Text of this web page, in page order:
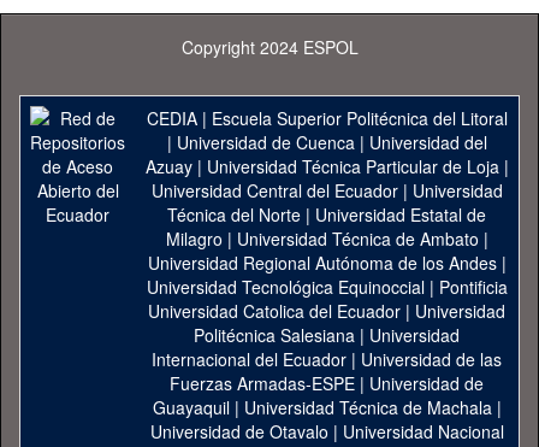
Copyright 2024 ESPOL
CEDIA| Escuela Superior Politécnica del Litoral
| Universidad de Cuenca| Universidad del
Azuay| Universidad Técnica Particular de Loja|
Universidad Central del Ecuador| Universidad
Técnica del Norte | Universidad Estatal de
Milagro | Universidad Técnica de Ambato |
Universidad Regional Autónoma de los Andes|
Universidad Tecnológica Equinoccial| Pontificia
Universidad Catolica del Ecuador | Universidad
Politécnica Salesiana | Universidad
Internacional del Ecuador | Universidad de las
Fuerzas Armadas-ESPE | Universidad de
Guayaquil| Universidad Técnica de Machala|
Universidad de Otavalo | Universidad Nacional